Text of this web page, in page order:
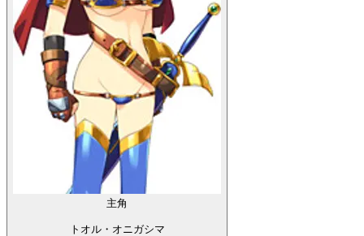
主角
トオル・オニガシマ